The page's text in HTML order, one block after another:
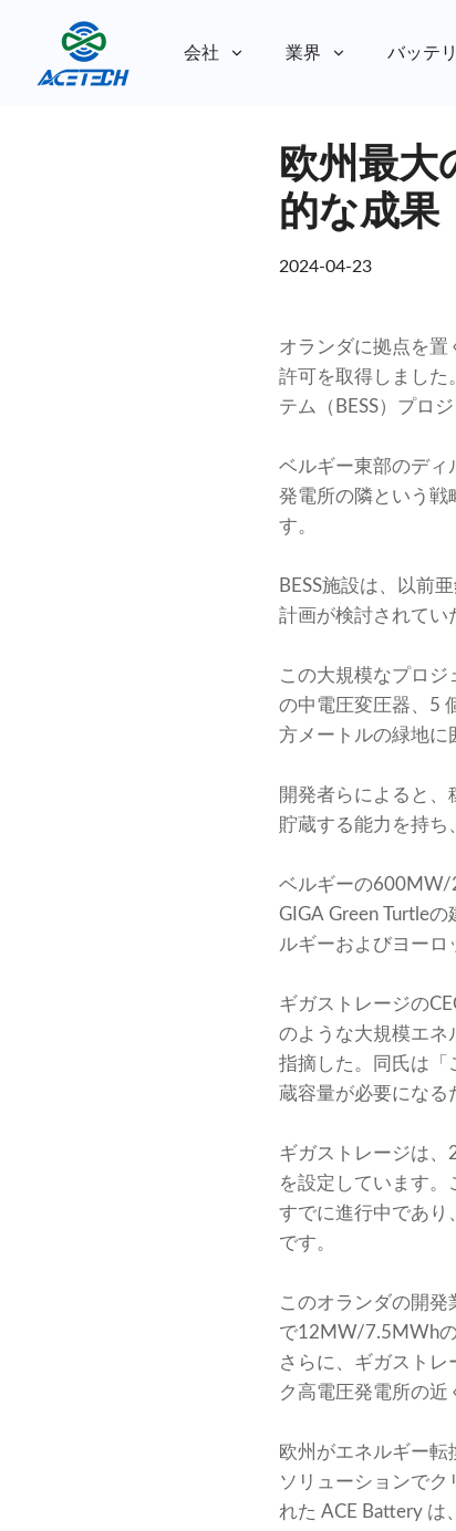
会社 業界 バッテ
欧州最大
的な成果
2024-04-23
オランダに拠点を置
許可を取得しまし
テム（BESS）プロ
ベルギー東部のディ
発電所の隣という戦
す。
BESS施設は、以前
計画が検討されてい
この大規模なプロ
の中電圧変圧器、5
方メートルの緑地に
開発者らによると、
貯蔵する能力を持ち
ベルギーの600MW/
GIGA Green Turtle
ルギーおよびヨーロ
ギガストレージの
のような大規模エネ
指摘した。同氏は「
蔵容量が必要になる
ギガストレージは、
を設定しています
すでに進行中であり
です。
このオランダの開
で12MW/7.5MWh
さらに、ギガスト
ク高電圧発電所の
欧州がエネルギー転
ソリューションで
れた ACE Battery